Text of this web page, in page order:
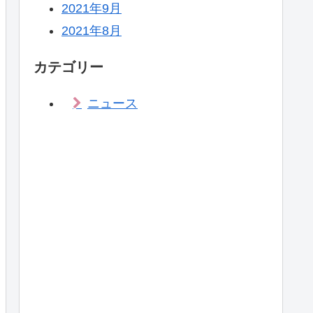
2021年9月
2021年8月
カテゴリー
ニュース